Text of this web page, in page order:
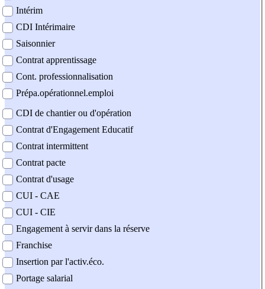
Intérim
CDI Intérimaire
Saisonnier
Contrat apprentissage
Cont. professionnalisation
Prépa.opérationnel.emploi
CDI de chantier ou d'opération
Contrat d'Engagement Educatif
Contrat intermittent
Contrat pacte
Contrat d'usage
CUI - CAE
CUI - CIE
Engagement à servir dans la réserve
Franchise
Insertion par l'activ.éco.
Portage salarial